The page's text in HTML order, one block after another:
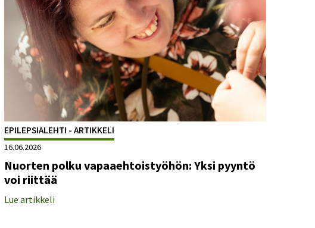
EPILEPSIALEHTI - ARTIKKELI
16.06.2026
Nuorten polku vapaaehtoistyöhön: Yksi pyyntö
voi riittää
Lue artikkeli